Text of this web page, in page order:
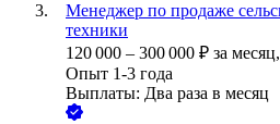
Менеджер по продаже
техники
120 000 – 300 000 ₽ за месяц,
Опыт 1-3 года
Выплаты: Два раза в месяц